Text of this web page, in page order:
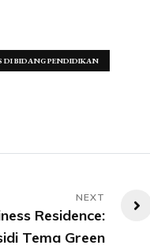
DI BIDANG PENDIDIKAN
Residence:
Tema Green